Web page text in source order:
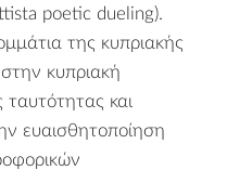
poetic dueling).
της κυπριακής
κυπριακή
ταυτότητας και
ευαισθητοποίηση